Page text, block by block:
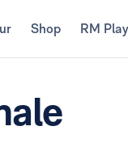
Shop RM Play